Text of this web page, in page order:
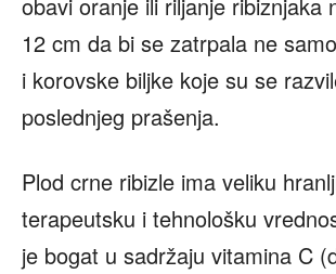
12 cm da bi se zatrpala ne
i korovske biljke koje su se
poslednjeg prašenja.
Plod crne ribizle ima veliku
terapeutsku i tehnološku
je bogat u sadržaju vitamina C